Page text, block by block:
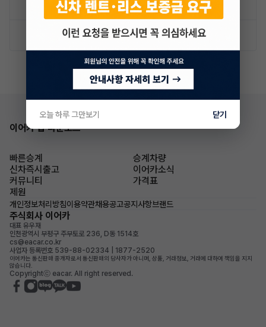
신차 문의하기 승계 리스트
이어카 앱 다운로드
빠른승계
승계차량
신차즉시출고
이어카소식
커뮤니티
가격표
제원
개인정보처리방침이용약관채용공고공지사항브랜드
주식회사 이어카
대표 유우재
인천광역시 부평구 주부토로 236, D동 1514호
cs@eacar.co.kr
사업자 등록번호 539-88-02334 | 1877-2520
이어카는 통신판매 중개자로서 통신판매의 당사자가 아니며, 상품, 거래정보, 거래에 대하여 책임을 지지
않습니다.
Copyrightⓒ eacar. All right reserved.
오늘 하루 그만보기 닫기